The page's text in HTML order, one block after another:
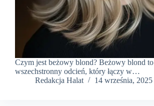
Czym jest beżowy blond? Beżowy blond to
wszechstronny odcień, który łączy w…
Redakcja Halat
14 września, 2025